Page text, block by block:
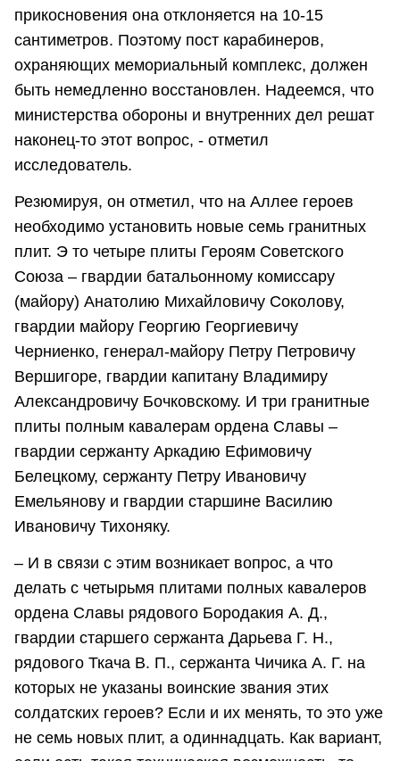
прикосновения она отклоняется на 10-15
сантиметров. Поэтому пост карабинеров,
охраняющих мемориальный комплекс, должен
быть немедленно восстановлен. Надеемся, что
министерства обороны и внутренних дел решат
наконец-то этот вопрос, - отметил
исследователь.
Резюмируя, он отметил, что на Аллее героев
необходимо установить новые семь гранитных
плит. Э то четыре плиты Героям Советского
Союза – гвардии батальонному комиссару
(майору) Анатолию Михайловичу Соколову,
гвардии майору Георгию Георгиевичу
Черниенко, генерал-майору Петру Петровичу
Вершигоре, гвардии капитану Владимиру
Александровичу Бочковскому. И три гранитные
плиты полным кавалерам ордена Славы –
гвардии сержанту Аркадию Ефимовичу
Белецкому, сержанту Петру Ивановичу
Емельянову и гвардии старшине Василию
Ивановичу Тихоняку.
– И в связи с этим возникает вопрос, а что
делать с четырьмя плитами полных кавалеров
ордена Славы рядового Бородакия А. Д.,
гвардии старшего сержанта Дарьева Г. Н.,
рядового Ткача В. П., сержанта Чичика А. Г. на
которых не указаны воинские звания этих
солдатских героев? Если и их менять, то это уже
не семь новых плит, а одиннадцать. Как вариант,